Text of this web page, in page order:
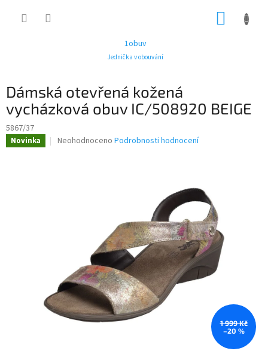
1obuv
Jednička v obouvání
Dámská otevřená kožená
vycházková obuv IC/508920 BEIGE
5867/37
Novinka
Průměrné
Neohodnoceno Podrobnosti hodnocení
1 999 Kč
–20 %